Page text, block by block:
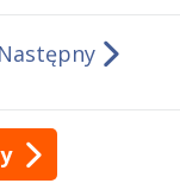
Następny